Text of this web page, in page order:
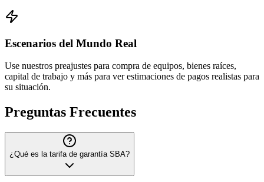
Escenarios del Mundo Real
Use nuestros preajustes para compra de equipos, bienes raíces,
capital de trabajo y más para ver estimaciones de pagos realistas para
su situación.
Preguntas Frecuentes
¿Qué es la tarifa de garantía SBA?